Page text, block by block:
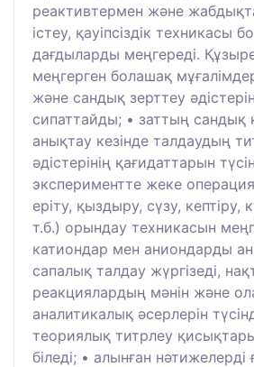
реактивтермен және
істеу, қауіпсіздік техникасы
дағдыларды меңгереді.
меңгерген болашақ
және сандық зерттеу
сипаттайды; • заттың сандық
анықтау кезінде талдаудың
әдістерінің қағидаттарын
экспериментте жеке
еріту, қыздыру, сүзу, кептіру,
т.б.) орындау техникасын
катиондар мен аниондарды
сапалық талдау жүргізеді,
реакциялардың мәнін және
аналитикалық әсерлерін
теориялық титрлеу
біледі; • алынған